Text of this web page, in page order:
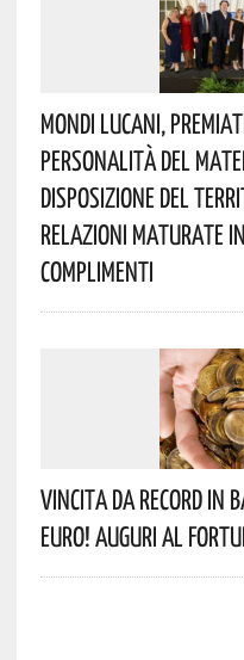
Mondi Lucani,
Personalità Del
Disposizione Del
Relazioni Maturate
Complimenti
Vincita Da Record In
Euro! Auguri Al